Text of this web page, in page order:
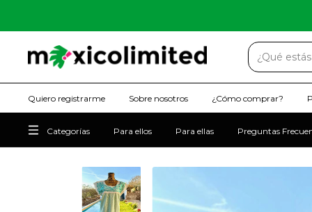
Quiero registrarme Sobre nosotros ¿Cómo comprar?
Categorías Para ellos Para ellas Preguntas